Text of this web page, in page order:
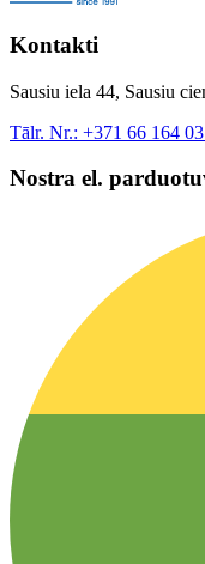
Kontakti
Sausiu iela 44, Sausiu
Tālr. Nr.: +371 66 164
Nostra el.